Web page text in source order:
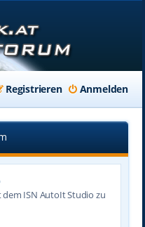
Anmelden
Registrieren
ISN AutoIt Studio zu